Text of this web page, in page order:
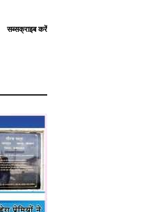
सब्सक्राइब करें